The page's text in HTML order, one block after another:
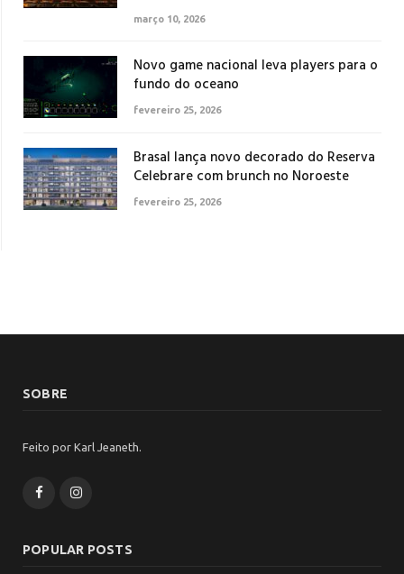
março 10, 2026
Novo game nacional leva players para o
fundo do oceano
fevereiro 25, 2026
Brasal lança novo decorado do Reserva
Celebrare com brunch no Noroeste
fevereiro 25, 2026
SOBRE
Feito por Karl Jeaneth.
FacebookInstagram
POPULAR POSTS